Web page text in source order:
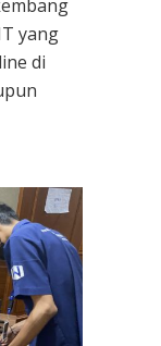
yang
di